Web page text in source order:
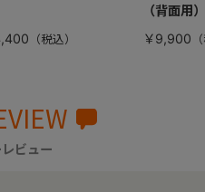
（背面用
￥9,900
ビュー